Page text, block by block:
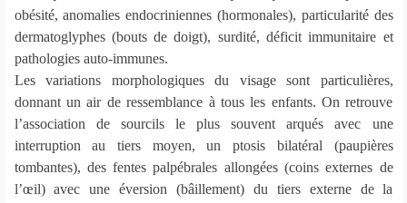
obésité, anomalies endocriniennes (hormonales), particularité des
dermatoglyphes (bouts de doigt), surdité, déficit immunitaire et
pathologies auto-immunes.
Les variations morphologiques du visage sont particulières,
donnant un air de ressemblance à tous les enfants. On retrouve
l’association de sourcils le plus souvent arqués avec une
interruption au tiers moyen, un ptosis bilatéral (paupières
tombantes), des fentes palpébrales allongées (coins externes de
l’œil) avec une éversion (bâillement) du tiers externe de la